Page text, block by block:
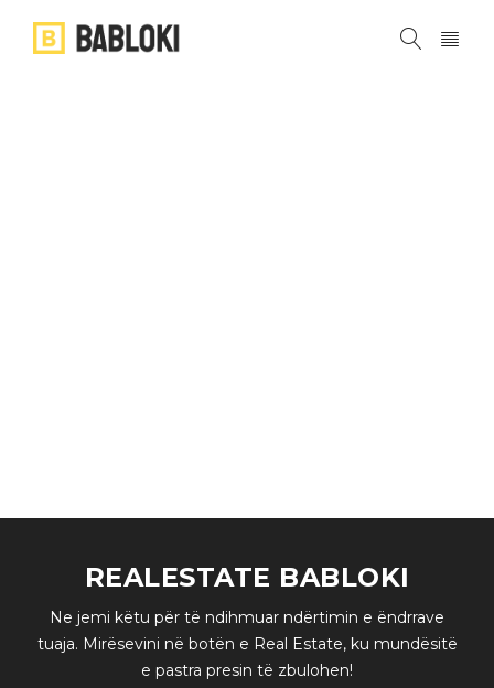
REALESTATE BABLOKI
Ne jemi këtu për të ndihmuar ndërtimin e ëndrrave
tuaja. Mirësevini në botën e Real Estate, ku mundësitë
e pastra presin të zbulohen!